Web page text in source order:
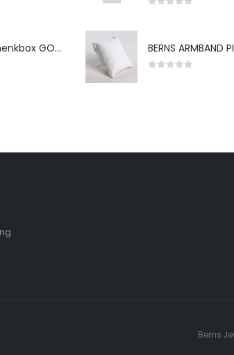
BERNS Geschenkbox GO-WH 65*65*38MM FOR SMALL SETS
Berns